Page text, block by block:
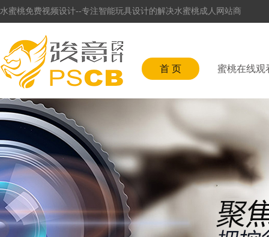
水蜜桃免费视频设计--专注智能玩具设计的解决水蜜桃成人网站商
首 页 蜜桃在线观